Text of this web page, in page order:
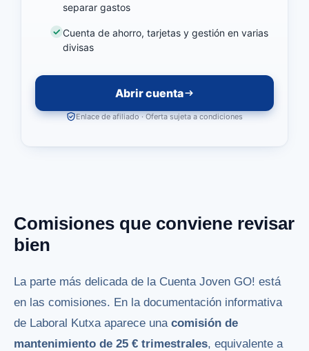
separar gastos
Cuenta de ahorro, tarjetas y gestión en varias
divisas
Abrir cuenta
Enlace de afiliado · Oferta sujeta a condiciones
Comisiones que conviene revisar
bien
La parte más delicada de la Cuenta Joven GO! está
en las comisiones. En la documentación informativa
de Laboral Kutxa aparece una comisión de
mantenimiento de 25 € trimestrales, equivalente a